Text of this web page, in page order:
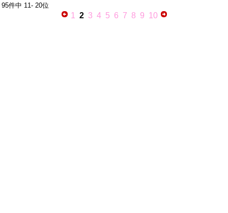
95件中 11- 20位
1 2 3 4 5 6 7 8 9 10